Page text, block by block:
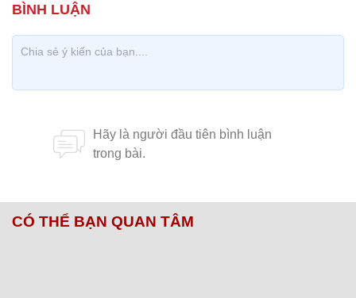
CÓ THỂ BẠN QUAN TÂM